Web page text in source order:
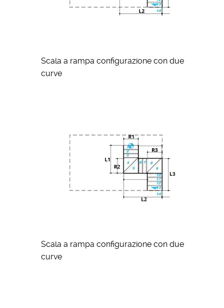
Scala a rampa configurazione con due
curve
Scala a rampa configurazione con due
curve